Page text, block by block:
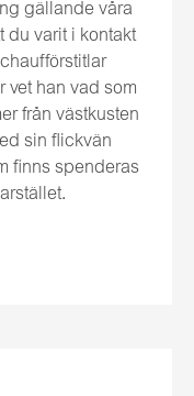
gällande våra
du varit i kontakt
vet han vad som
från västkusten
sin flickvän
finns spenderas